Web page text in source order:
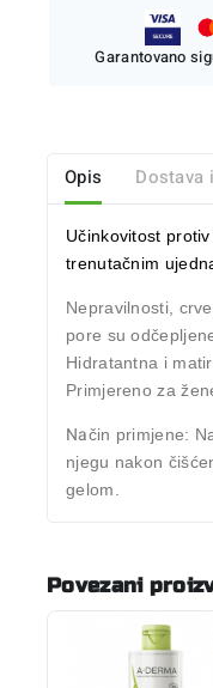
Garantovano
Opis Dostava
Učinkovitost
trenutačnim
Nepravilnosti,
pore su
Hidratantna i
Primjereno za
Način primjene:
njegu nakon
gelom.
Povezani